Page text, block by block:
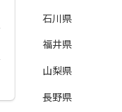
石川県
福井県
山梨県
長野県